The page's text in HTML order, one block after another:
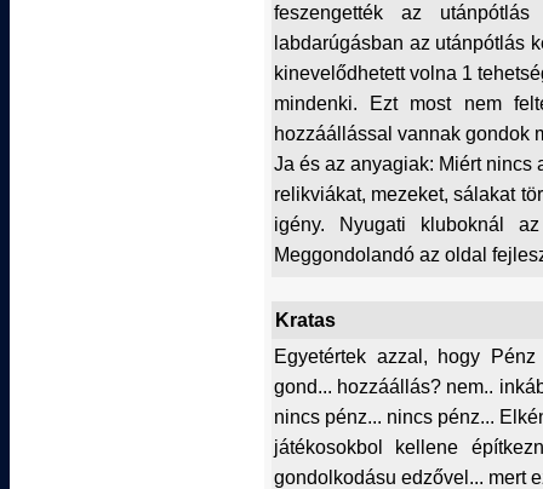
feszengették az
labdarúgásban az utánpótlás
kinevelődhetett volna 1
mindenki. Ezt most nem
hozzáállással vannak gondok
Ja és az anyagiak: Miért
relikviákat, mezeket, sálakat
igény. Nyugati kluboknál
Meggondolandó az oldal
Kratas
Egyetértek azzal, hogy
gond... hozzáállás? nem..
nincs pénz... nincs pénz...
játékosokbol kellene
gondolkodásu edzővel... mert